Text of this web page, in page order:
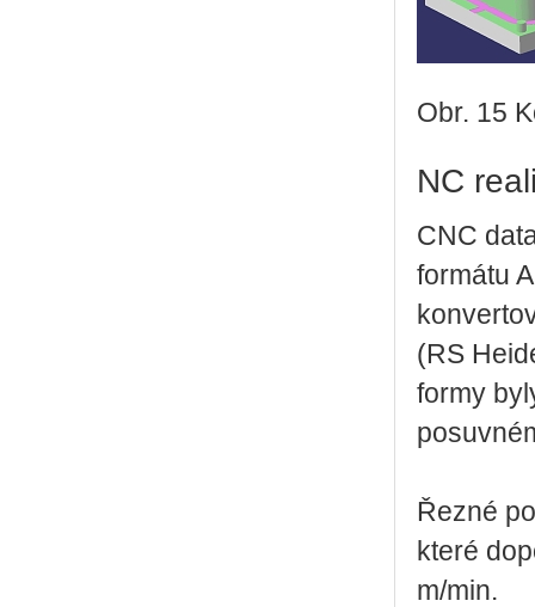
Obr. 15
NC
CNC
formátu
(RS
formy
Řezné
které
m/min.